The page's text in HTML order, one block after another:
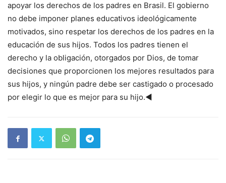
apoyar los derechos de los padres en Brasil. El gobierno
no debe imponer planes educativos ideológicamente
motivados, sino respetar los derechos de los padres en la
educación de sus hijos. Todos los padres tienen el
derecho y la obligación, otorgados por Dios, de tomar
decisiones que proporcionen los mejores resultados para
sus hijos, y ningún padre debe ser castigado o procesado
por elegir lo que es mejor para su hijo.◄